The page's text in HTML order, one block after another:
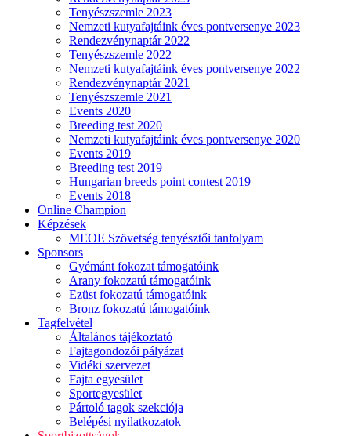
Tenyészszemle 2023
Nemzeti kutyafajtáink éves pontversenye 2023
Rendezvénynaptár 2022
Tenyészszemle 2022
Nemzeti kutyafajtáink éves pontversenye 2022
Rendezvénynaptár 2021
Tenyészszemle 2021
Events 2020
Breeding test 2020
Nemzeti kutyafajtáink éves pontversenye 2020
Events 2019
Breeding test 2019
Hungarian breeds point contest 2019
Events 2018
Online Champion
Képzések
MEOE Szövetség tenyésztői tanfolyam
Sponsors
Gyémánt fokozat támogatóink
Arany fokozatú támogatóink
Ezüst fokozatú támogatóink
Bronz fokozatú támogatóink
Tagfelvétel
Általános tájékoztató
Fajtagondozói pályázat
Vidéki szervezet
Fajta egyesület
Sportegyesület
Pártoló tagok szekciója
Belépési nyilatkozatok